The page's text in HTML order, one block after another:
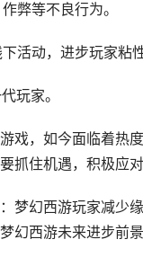
弊等不良行为。
活动，进步玩家粘性
玩家。
戏，如今面临着热
抓住机遇，积极应
梦幻西游玩家减少
幻西游未来进步前景